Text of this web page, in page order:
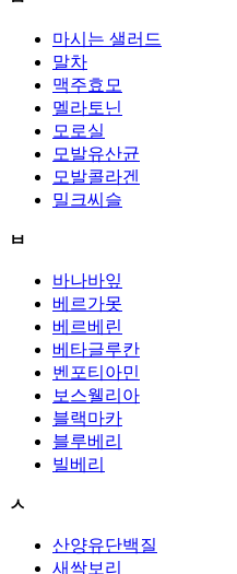
마시는 샐러드
말차
맥주효모
멜라토닌
모로실
모발유산균
모발콜라겐
밀크씨슬
ㅂ
바나바잎
베르가못
베르베린
베타글루칸
벤포티아민
보스웰리아
블랙마카
블루베리
빌베리
ㅅ
산양유단백질
새싹보리